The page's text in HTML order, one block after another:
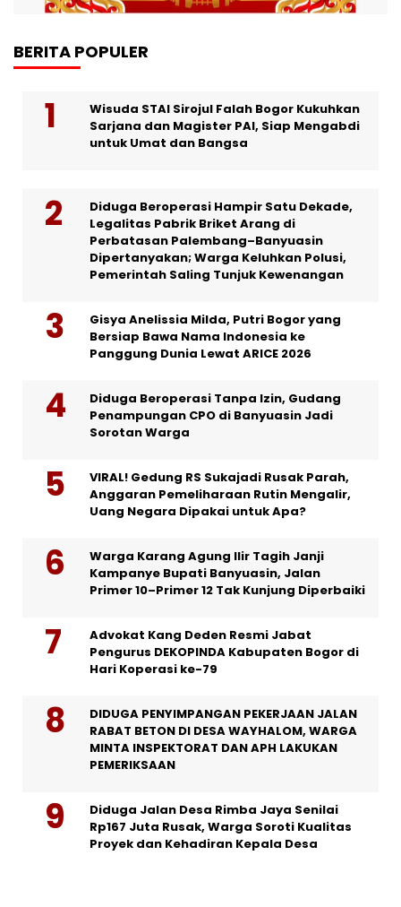
BERITA POPULER
Wisuda STAI Sirojul Falah Bogor Kukuhkan
Sarjana dan Magister PAI, Siap Mengabdi
untuk Umat dan Bangsa
Diduga Beroperasi Hampir Satu Dekade,
Legalitas Pabrik Briket Arang di
Perbatasan Palembang–Banyuasin
Dipertanyakan; Warga Keluhkan Polusi,
Pemerintah Saling Tunjuk Kewenangan
Gisya Anelissia Milda, Putri Bogor yang
Bersiap Bawa Nama Indonesia ke
Panggung Dunia Lewat ARICE 2026
Diduga Beroperasi Tanpa Izin, Gudang
Penampungan CPO di Banyuasin Jadi
Sorotan Warga
VIRAL! Gedung RS Sukajadi Rusak Parah,
Anggaran Pemeliharaan Rutin Mengalir,
Uang Negara Dipakai untuk Apa?
Warga Karang Agung Ilir Tagih Janji
Kampanye Bupati Banyuasin, Jalan
Primer 10–Primer 12 Tak Kunjung Diperbaiki
Advokat Kang Deden Resmi Jabat
Pengurus DEKOPINDA Kabupaten Bogor di
Hari Koperasi ke-79
DIDUGA PENYIMPANGAN PEKERJAAN JALAN
RABAT BETON DI DESA WAYHALOM, WARGA
MINTA INSPEKTORAT DAN APH LAKUKAN
PEMERIKSAAN
Diduga Jalan Desa Rimba Jaya Senilai
Rp167 Juta Rusak, Warga Soroti Kualitas
Proyek dan Kehadiran Kepala Desa